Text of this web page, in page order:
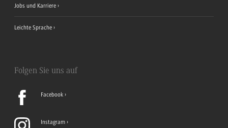
Jobs und Karriere
Leichte Sprache
Folgen Sie uns auf
Facebook
Instagram